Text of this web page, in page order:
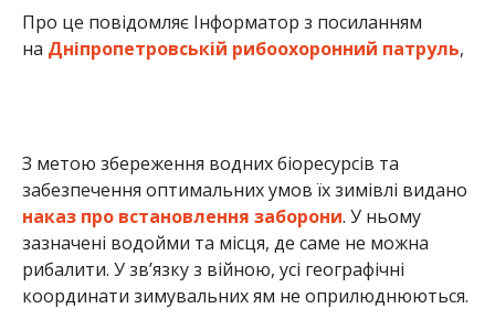
Нагадуємо, риболовля у заборонений період
дозволена поза межами зимувальних ям. При
(кружками) та спінінгами всіх видів з
використанням штучної або природної принади у
разі, якщо загальна кількість гачків не перевищує
сім одиниць на одного рибалку.
За недотримання норм передбачена